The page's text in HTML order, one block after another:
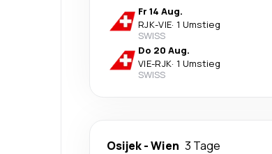
Fr 14 Aug.
RJK-VIE· 1 Umstieg
SWISS
Do 20 Aug.
VIE-RJK· 1 Umstieg
SWISS
Osijek-Wien 3 Tage